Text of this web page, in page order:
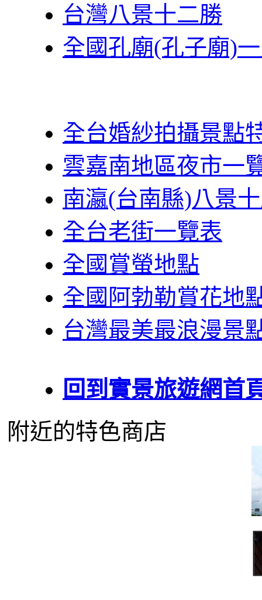
台灣八景十二勝
全國孔廟(孔子廟)
全台婚紗拍攝景點
雲嘉南地區夜市一
南瀛(台南縣)八景
全台老街一覽表
全國賞螢地點
全國阿勃勒賞花地
台灣最美最浪漫景
回到實景旅遊網首
附近的特色商店